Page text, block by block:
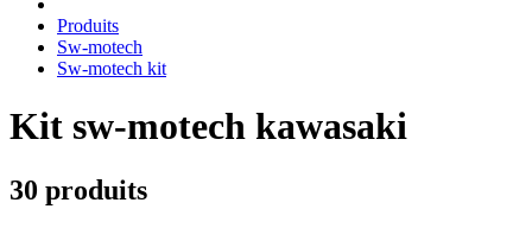
Produits
Sw-motech
Sw-motech kit
Kit sw-motech kawasaki
30 produits